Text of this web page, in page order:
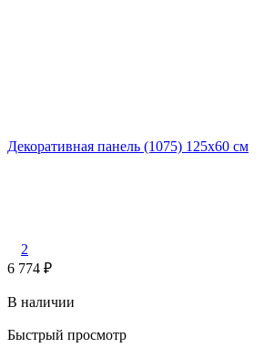
Декоративная панель (1075) 125x60 cм
2
6 774 ₽
В наличии
Быстрый просмотр